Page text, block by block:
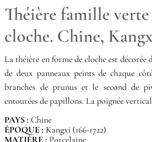
Théière famille
cloche. Chine,
La théière en forme de cloche est
de deux panneaux peints de chaque
branches de prunus et le second de
entourées de papillons. La poignée
PAYS : Chine
ÉPOQUE : Kangxi (166-1722)
MATIÈRE : Porcelaine